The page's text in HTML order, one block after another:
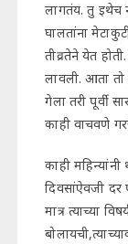
लागतंय. तु इथेच
घालतांना
तीव्रतेने येत
लावली. आता
गेला तरी पूर्वी
काही वाचवणे
काही
दिवसांऐवजी दर
मात्र त्याच्या